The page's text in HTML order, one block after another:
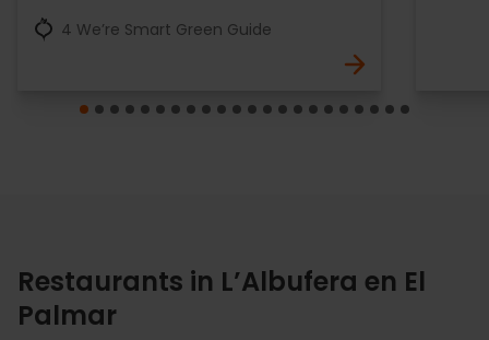
4 We’re Smart Green Guide
Restaurants in L’Albufera en El
Palmar